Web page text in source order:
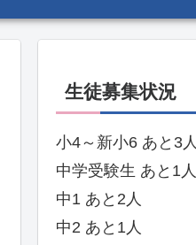
生徒募集状況
小4～新小6 あと3人
中学受験生 あと1人
中1 あと2人
中2 あと1人